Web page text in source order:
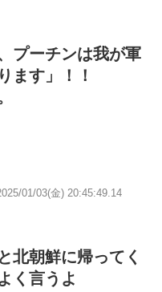
プーチンは我が軍
ます」！！
01/03(金) 20:45:49.14
北朝鮮に帰ってく
く言うよ